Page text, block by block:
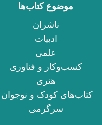
موضوع کتاب‌ها
ناشران
ادبیات
علمی
کسب‌وکار و فناوری
هنری
کتاب‌های کودک و نوجوان
سرگرمی